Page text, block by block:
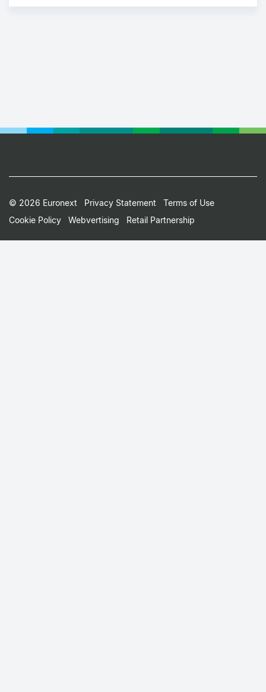
Footer
Small
Print
© 2026 Euronext Privacy Statement
Terms of Use
Cookie Policy
Webvertising Retail Partnership